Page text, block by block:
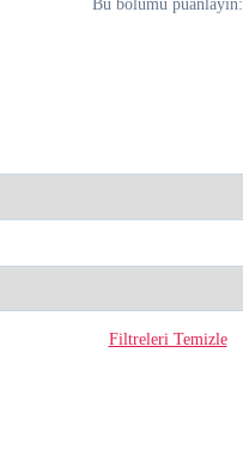
Bu bölümü puanlayın:
Filtreleri Temizle